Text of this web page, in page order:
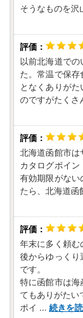
そうなものを沢
以前北海道で
た。常温で保存
となくありが
のですがたくさ
北海道函館市は
カタログポイン
有効期限がない
たら、北海道函
年末に多く頼む
後からゆっくり
です。
特に函館市は海
てもありがたい
ポイ ... 続きを